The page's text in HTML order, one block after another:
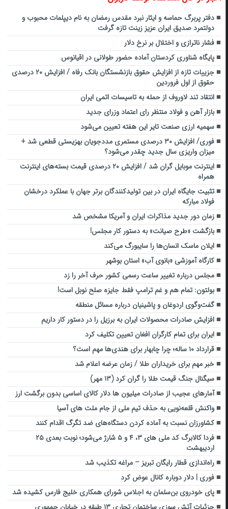
دفتر پربرگ حماسه و ایثار نبرد مقدس رمضان به نام دیپلمات محبوب و
دولتمرد صدیق ایران عزیز زینت تازه گرفت
فشار ناترازی و اختلال بر نرخ دلار
پایگاه شناوری کردستان آماده حضور طولانی‌ در اقیانوس
جزییات تازه از افزایش حقوق بازنشستگان بانک رفاه / افزایش ۲۰ درصدی
حقوق از اول فروردین
انتقاد تند لاوروف از حمله به تاسیسات اتمی ایران
بازار آهن و فولاد منتظر رای اعتماد وزرای جدید
سهمیه ارزی صنعت تایر این هفته تعیین می‌شود
فوری/ افزایش ۳۰ درصدی مستمری مددجویان بهزیستی قطعی شد +
میزان واریزی سال جدید چقدر می‌شود؟
اینترنت موبایل گران شد / افزایش ۲۰ درصدی قیمت بسته‌های اینترنت
همراه
تثبیت جایگاه ایران در بین تولیدکنندگان برتر جهان با عملکرد درخشان
فولاد مبارکه
زمان دور جدید مذاکرات ایران و آمریکا مشخص شد
بازگشت «طرح صیانت» به دستور کار مجلس!
ایلان ماسک انسان‌ها را سایبورگ می‌کند
کارگاه آموزشی «بانوی آب» استان بوشهر
مجلس درباره تغییر ساعت رسمی کشور حرف آخر را زد
بولتون: تمام هم و غم ترامپ فقط جایزه صلح نوبل است!
گفت‌وگوی اردوغان و پاشینیان درباره مسائل منطقه
افزایش صادرات محصولات ایران به برزیل را در دستور کار داریم
ایران برای تمام کارگران افغان تعیین تکلیف کرد
قرارداد ۱۰ ساله؛ چرا چابهار برای هندی‌ها مهم است؟
خبر مهم برای خریداران طلا / زمان عرضه اعلام شد
سیگنال جنگ قیمت طلا را گران کرد (۱۳ مهر)
آمارهای عجیب از صادرات میلیون ها دلار کالای اساسی بدون برگشت ارز
واکنش قلعه‌نویی به حذف تیم ملی از جام ملت های آسیا
کشاورزان نسبت به آماده کردن دستگاه‌های ضد تگرگ اقدام کنند
فردا کالابرگ کد ملی های ۳، ۴ و ۵ شارژ می‌شود؛ نوبت بعدی ۲۵
اردیبهشت
راه‌اندازی قطار رایگان تبریز – مراغه تکذیب شد
فوری | دلار دوباره کانال عوض کرد
پای خودروی بن‌سلمان به اجلاس شورای همکاری خلیج فارس کشیده شد